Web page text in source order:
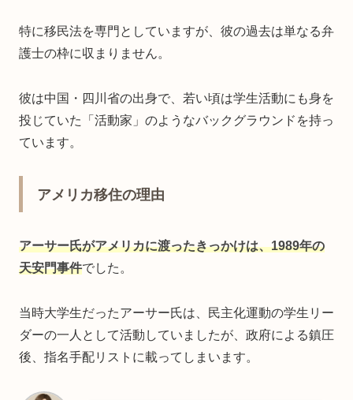
特に移民法を専門としていますが、彼の過去は単なる弁
護士の枠に収まりません。
彼は中国・四川省の出身で、若い頃は学生活動にも身を
投じていた「活動家」のようなバックグラウンドを持っ
ています。
アメリカ移住の理由
アーサー氏がアメリカに渡ったきっかけは、1989年の
天安門事件でした。
当時大学生だったアーサー氏は、民主化運動の学生リー
ダーの一人として活動していましたが、政府による鎮圧
後、指名手配リストに載ってしまいます。